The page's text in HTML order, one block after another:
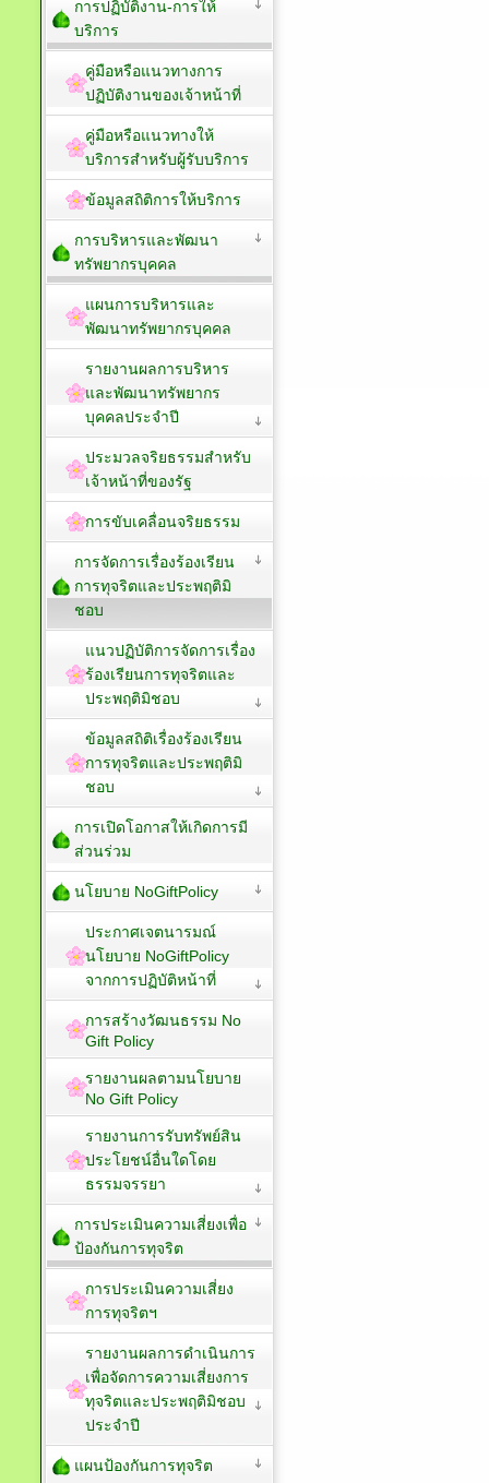
การปฏิบัติงาน-การให้
บริการ
คู่มือหรือแนวทางการ
ปฏิบัติงานของเจ้าหน้าที่
คู่มือหรือแนวทางให้
บริการสำหรับผู้รับบริการ
ข้อมูลสถิติการให้บริการ
การบริหารและพัฒนา
ทรัพยากรบุคคล
แผนการบริหารและ
พัฒนาทรัพยากรบุคคล
รายงานผลการบริหาร
และพัฒนาทรัพยากร
บุคคลประจำปี
ประมวลจริยธรรมสำหรับ
เจ้าหน้าที่ของรัฐ
การขับเคลื่อนจริยธรรม
การจัดการเรื่องร้องเรียน
การทุจริตและประพฤติมิ
ชอบ
แนวปฏิบัติการจัดการเรื่อง
ร้องเรียนการทุจริตและ
ประพฤติมิชอบ
ข้อมูลสถิติเรื่องร้องเรียน
การทุจริตและประพฤติมิ
ชอบ
การเปิดโอกาสให้เกิดการมี
ส่วนร่วม
นโยบาย NoGiftPolicy
ประกาศเจตนารมณ์
นโยบาย NoGiftPolicy
จากการปฏิบัติหน้าที่
การสร้างวัฒนธรรม No
Gift Policy
รายงานผลตามนโยบาย
No Gift Policy
รายงานการรับทรัพย์สิน
ประโยชน์อื่นใดโดย
ธรรมจรรยา
การประเมินความเสี่ยงเพื่อ
ป้องกันการทุจริต
การประเมินความเสี่ยง
การทุจริตฯ
รายงานผลการดำเนินการ
เพื่อจัดการความเสี่ยงการ
ทุจริตและประพฤติมิชอบ
ประจำปี
แผนป้องกันการทุจริต